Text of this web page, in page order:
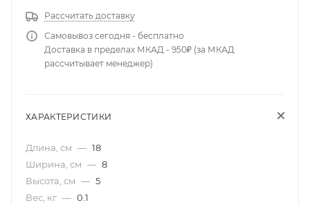
Рассчитать доставку
Самовывоз сегодня - бесплатно
Доставка в пределах МКАД - 950₽ (за МКАД
рассчитывает менеджер)
ХАРАКТЕРИСТИКИ
Длина, см — 18
Ширина, см — 8
Высота, см — 5
Вес, кг — 0.1